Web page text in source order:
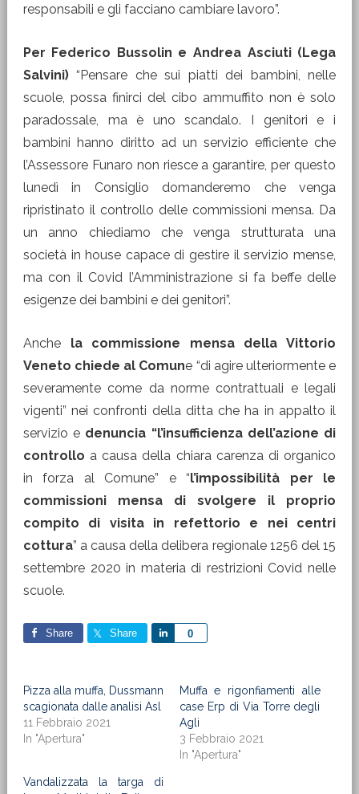
responsabili e gli facciano cambiare lavoro”.
Per Federico Bussolin e Andrea Asciuti (Lega
Salvini)“Pensare che sui piatti dei bambini, nelle
scuole, possa finirci del cibo ammuffito non è solo
paradossale, ma è uno scandalo. I genitori e i
bambini hanno diritto ad un servizio efficiente che
l’Assessore Funaro non riesce a garantire, per questo
lunedì in Consiglio domanderemo che venga
ripristinato il controllo delle commissioni mensa. Da
un anno chiediamo che venga strutturata una
società in house capace di gestire il servizio mense,
ma con il Covid l’Amministrazione si fa beffe delle
esigenze dei bambini e dei genitori”.
Anche la commissione mensa della Vittorio
Veneto chiede al Comune “di agire ulteriormente e
severamente come da norme contrattuali e legali
vigenti” nei confronti della ditta che ha in appalto il
servizio e denuncia “l’insufficienza dell’azione di
controllo a causa della chiara carenza di organico
in forza al Comune” e “l’impossibilità per le
commissioni mensa di svolgere il proprio
compito di visita in refettorio e nei centri
cottura” a causa della delibera regionale 1256 del 15
settembre 2020 in materia di restrizioni Covid nelle
scuole.
Share Share 0
Share
Pizza alla muffa, Dussmann
scagionata dalle analisi Asl
11 Febbraio 2021
In "Apertura"
Muffa e rigonfiamenti alle
case Erp di Via Torre degli
Agli
3 Febbraio 2021
In "Apertura"
Vandalizzata la targa di